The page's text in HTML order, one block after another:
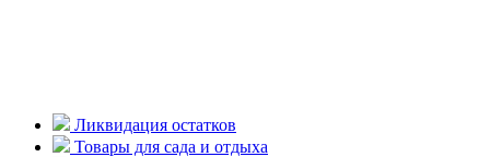
Ликвидация остатков
Товары для сада и отдыха